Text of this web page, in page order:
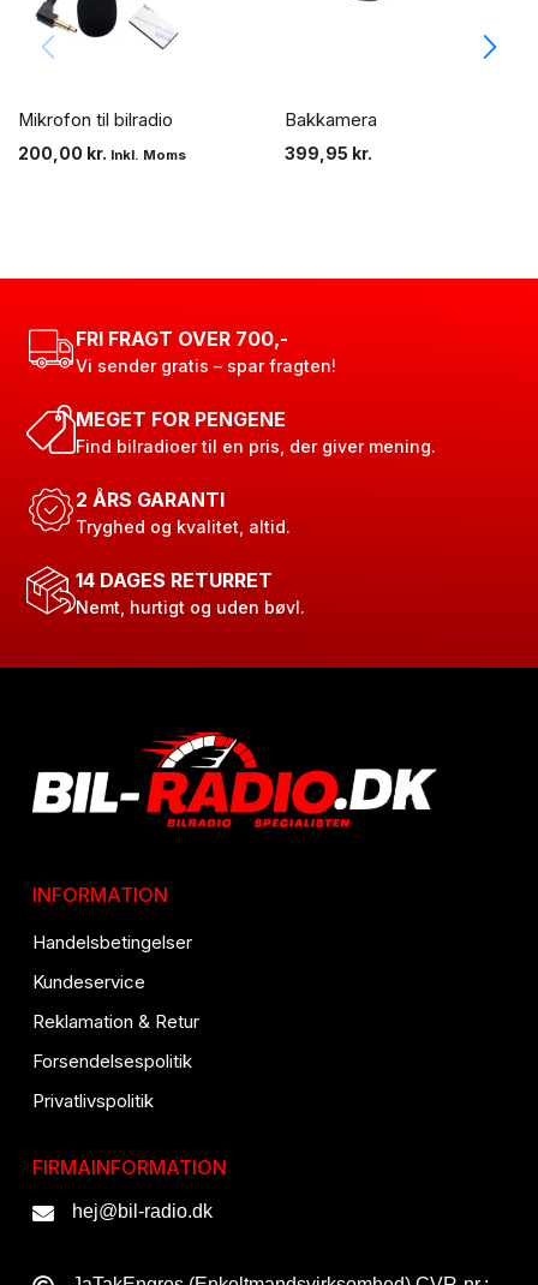
Mikrofon til bilradio
200,00 kr. Inkl. Moms
Bakkamera
399,95 kr.
FRI FRAGT OVER 700,-
Vi sender gratis – spar fragten!
MEGET FOR PENGENE
Find bilradioer til en pris, der giver mening.
2 ÅRS GARANTI
Tryghed og kvalitet, altid.
14 DAGES RETURRET
Nemt, hurtigt og uden bøvl.
INFORMATION
Handelsbetingelser
Kundeservice
Reklamation & Retur
Forsendelsespolitik
Privatlivspolitik
FIRMAINFORMATION
hej@bil-radio.dk